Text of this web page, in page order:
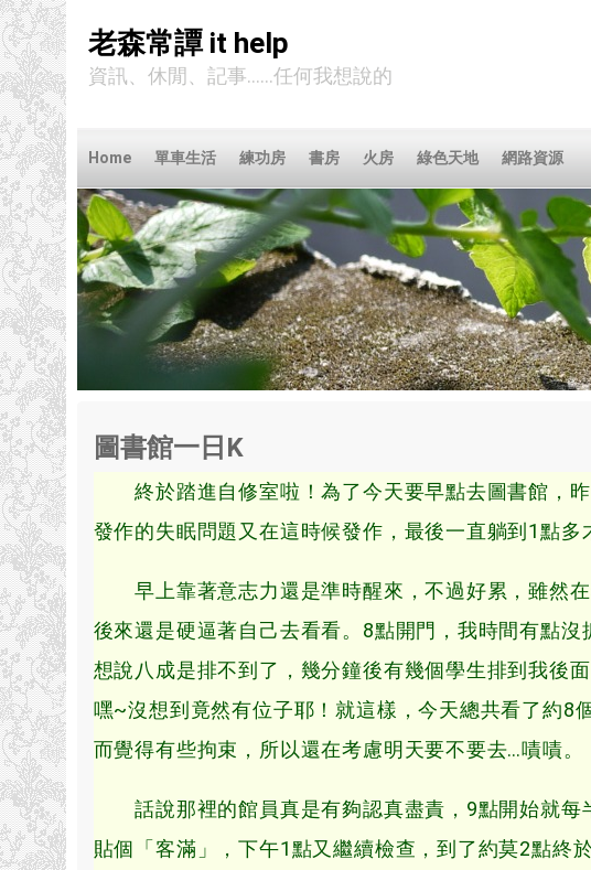
老森常譚 it help
資訊、休閒、記事……任何我想說的
Home 單車生活 練功房 書房 火房 綠色天地 網路資源
圖書館一日K
終於踏進自修室啦！為了今天要早點去圖書館，昨
發作的失眠問題又在這時候發作，最後一直躺到1點多
早上靠著意志力還是準時醒來，不過好累，雖然在
後來還是硬逼著自己去看看。8點開門，我時間有點
想說八成是排不到了，幾分鐘後有幾個學生排到我後
嘿~沒想到竟然有位子耶！就這樣，今天總共看了約8
而覺得有些拘束，所以還在考慮明天要不要去…嘖嘖。
話說那裡的館員真是有夠認真盡責，9點開始就每
貼個「客滿」，下午1點又繼續檢查，到了約莫2點終